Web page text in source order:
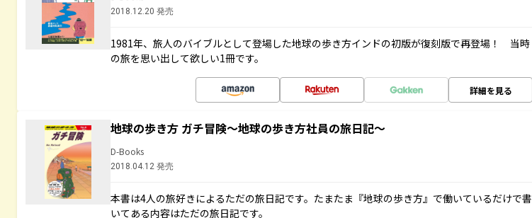
2018.12.20 発売
1981年、旅人のバイブルとして登場した地球の歩き方インドの初版が復刻版で再登場！ 当時
の旅を思い出して欲しい1冊です。
詳細を見る
地球の歩き方 ガチ冒険～地球の歩き方社員の旅日記～
D-Books
2018.04.12 発売
本書は4人の旅好きによるただの旅日記です。たまたま『地球の歩き方』で働いているだけで書
いてある内容はただの旅日記です。